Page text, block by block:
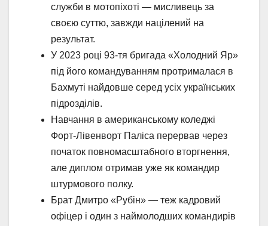
служби в мотопіхоті — мисливець за
своєю суттю, завжди націлений на
результат.
У 2023 році 93-тя бригада «Холодний Яр»
під його командуванням протрималася в
Бахмуті найдовше серед усіх українських
підрозділів.
Навчання в американському коледжі
Форт-Лівенворт Паліса перервав через
початок повномасштабного вторгнення,
але диплом отримав уже як командир
штурмового полку.
Брат Дмитро «Рубін» — теж кадровий
офіцер і один з наймолодших командирів